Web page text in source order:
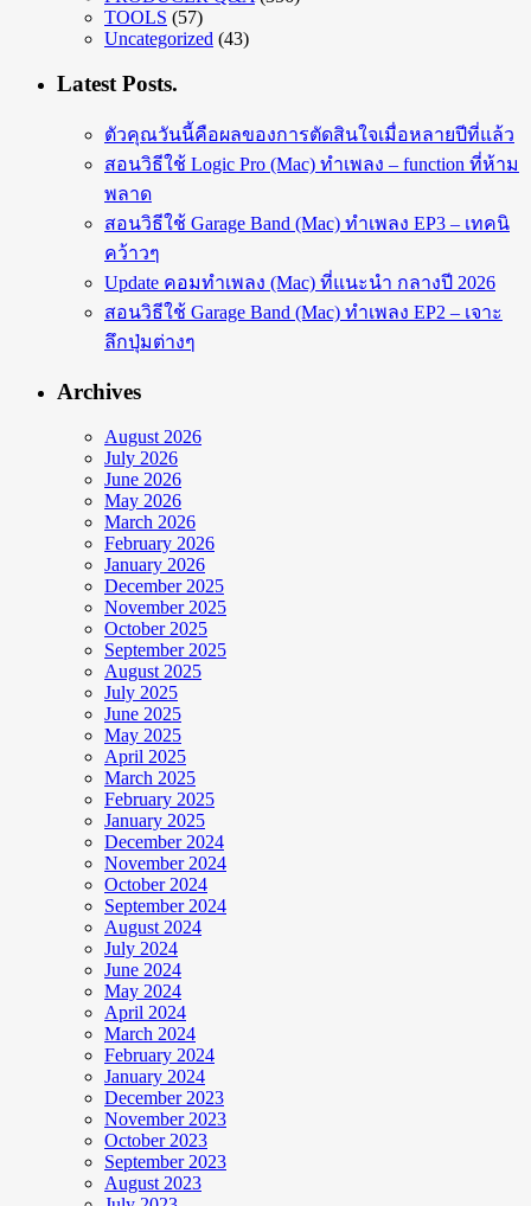
TOOLS (57)
Uncategorized (43)
Latest Posts.
ตัวคุณวันนี้คือผลของการตัดสินใจเมื่อหลายปีที่แล้ว
สอนวิธีใช้ Logic Pro (Mac) ทำเพลง – function ที่ห้าม
พลาด
สอนวิธีใช้ Garage Band (Mac) ทำเพลง EP3 – เทคนิ
คว้าวๆ
Update คอมทำเพลง (Mac) ที่แนะนำ กลางปี 2026
สอนวิธีใช้ Garage Band (Mac) ทำเพลง EP2 – เจาะ
ลึกปุ่มต่างๆ
Archives
August 2026
July 2026
June 2026
May 2026
March 2026
February 2026
January 2026
December 2025
November 2025
October 2025
September 2025
August 2025
July 2025
June 2025
May 2025
April 2025
March 2025
February 2025
January 2025
December 2024
November 2024
October 2024
September 2024
August 2024
July 2024
June 2024
May 2024
April 2024
March 2024
February 2024
January 2024
December 2023
November 2023
October 2023
September 2023
August 2023